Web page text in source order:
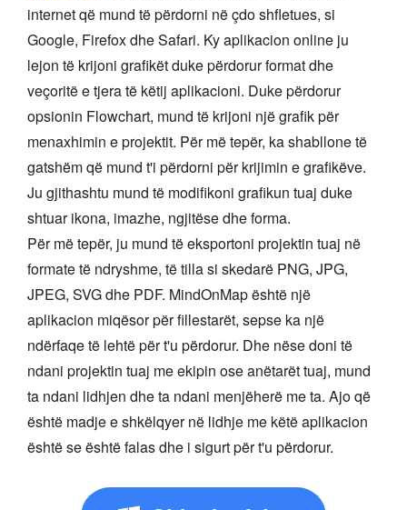
internet që mund të përdorni në çdo shfletues, si
Google, Firefox dhe Safari. Ky aplikacion online ju
lejon të krijoni grafikët duke përdorur format dhe
veçoritë e tjera të këtij aplikacioni. Duke përdorur
opsionin Flowchart, mund të krijoni një grafik për
menaxhimin e projektit. Për më tepër, ka shabllone të
gatshëm që mund t'i përdorni për krijimin e grafikëve.
Ju gjithashtu mund të modifikoni grafikun tuaj duke
shtuar ikona, imazhe, ngjitëse dhe forma.
Për më tepër, ju mund të eksportoni projektin tuaj në
formate të ndryshme, të tilla si skedarë PNG, JPG,
JPEG, SVG dhe PDF. MindOnMap është një
aplikacion miqësor për fillestarët, sepse ka një
ndërfaqe të lehtë për t'u përdorur. Dhe nëse doni të
ndani projektin tuaj me ekipin ose anëtarët tuaj, mund
ta ndani lidhjen dhe ta ndani menjëherë me ta. Ajo që
është madje e shkëlqyer në lidhje me këtë aplikacion
është se është falas dhe i sigurt për t'u përdorur.